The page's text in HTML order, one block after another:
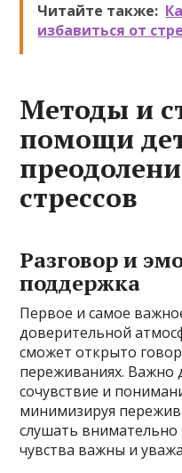
Читайте также:
избавиться от
Методы и
помощи
стрессов
Разговор и
поддержка
Первое и самое
доверительной
сможет открыто
переживаниях. Важно
сочувствие и
минимизируя
слушать внимательно
чувства важны и